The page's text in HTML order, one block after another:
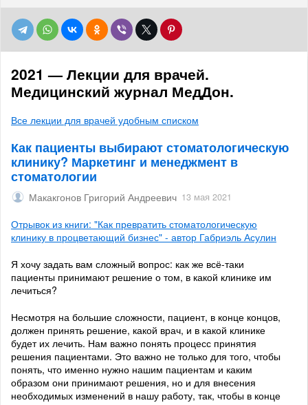
2021 — Лекции для врачей.
Медицинский журнал МедДон.
Все лекции для врачей удобным списком
Как пациенты выбирают стоматологическую
клинику? Маркетинг и менеджмент в
стоматологии
Макакгонов Григорий Андреевич 13 мая 2021
Отрывок из книги: "Как превратить стоматологическую
клинику в процветающий бизнес" - автор Габриэль Асулин
Я хочу задать вам сложный вопрос: как же всё-таки
пациенты принимают решение о том, в какой клинике им
лечиться?
Несмотря на большие сложности, пациент, в конце концов,
должен принять решение, какой врач, и в какой клинике
будет их лечить. Нам важно понять процесс принятия
решения пациентами. Это важно не только для того, чтобы
понять, что именно нужно нашим пациентам и каким
образом они принимают решения, но и для внесения
необходимых изменений в нашу работу, так, чтобы в конце